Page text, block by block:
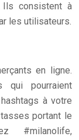
Ils consistent à
les utilisateurs.
en ligne.
qui pourraient
à votre
portant le
#milanolife,